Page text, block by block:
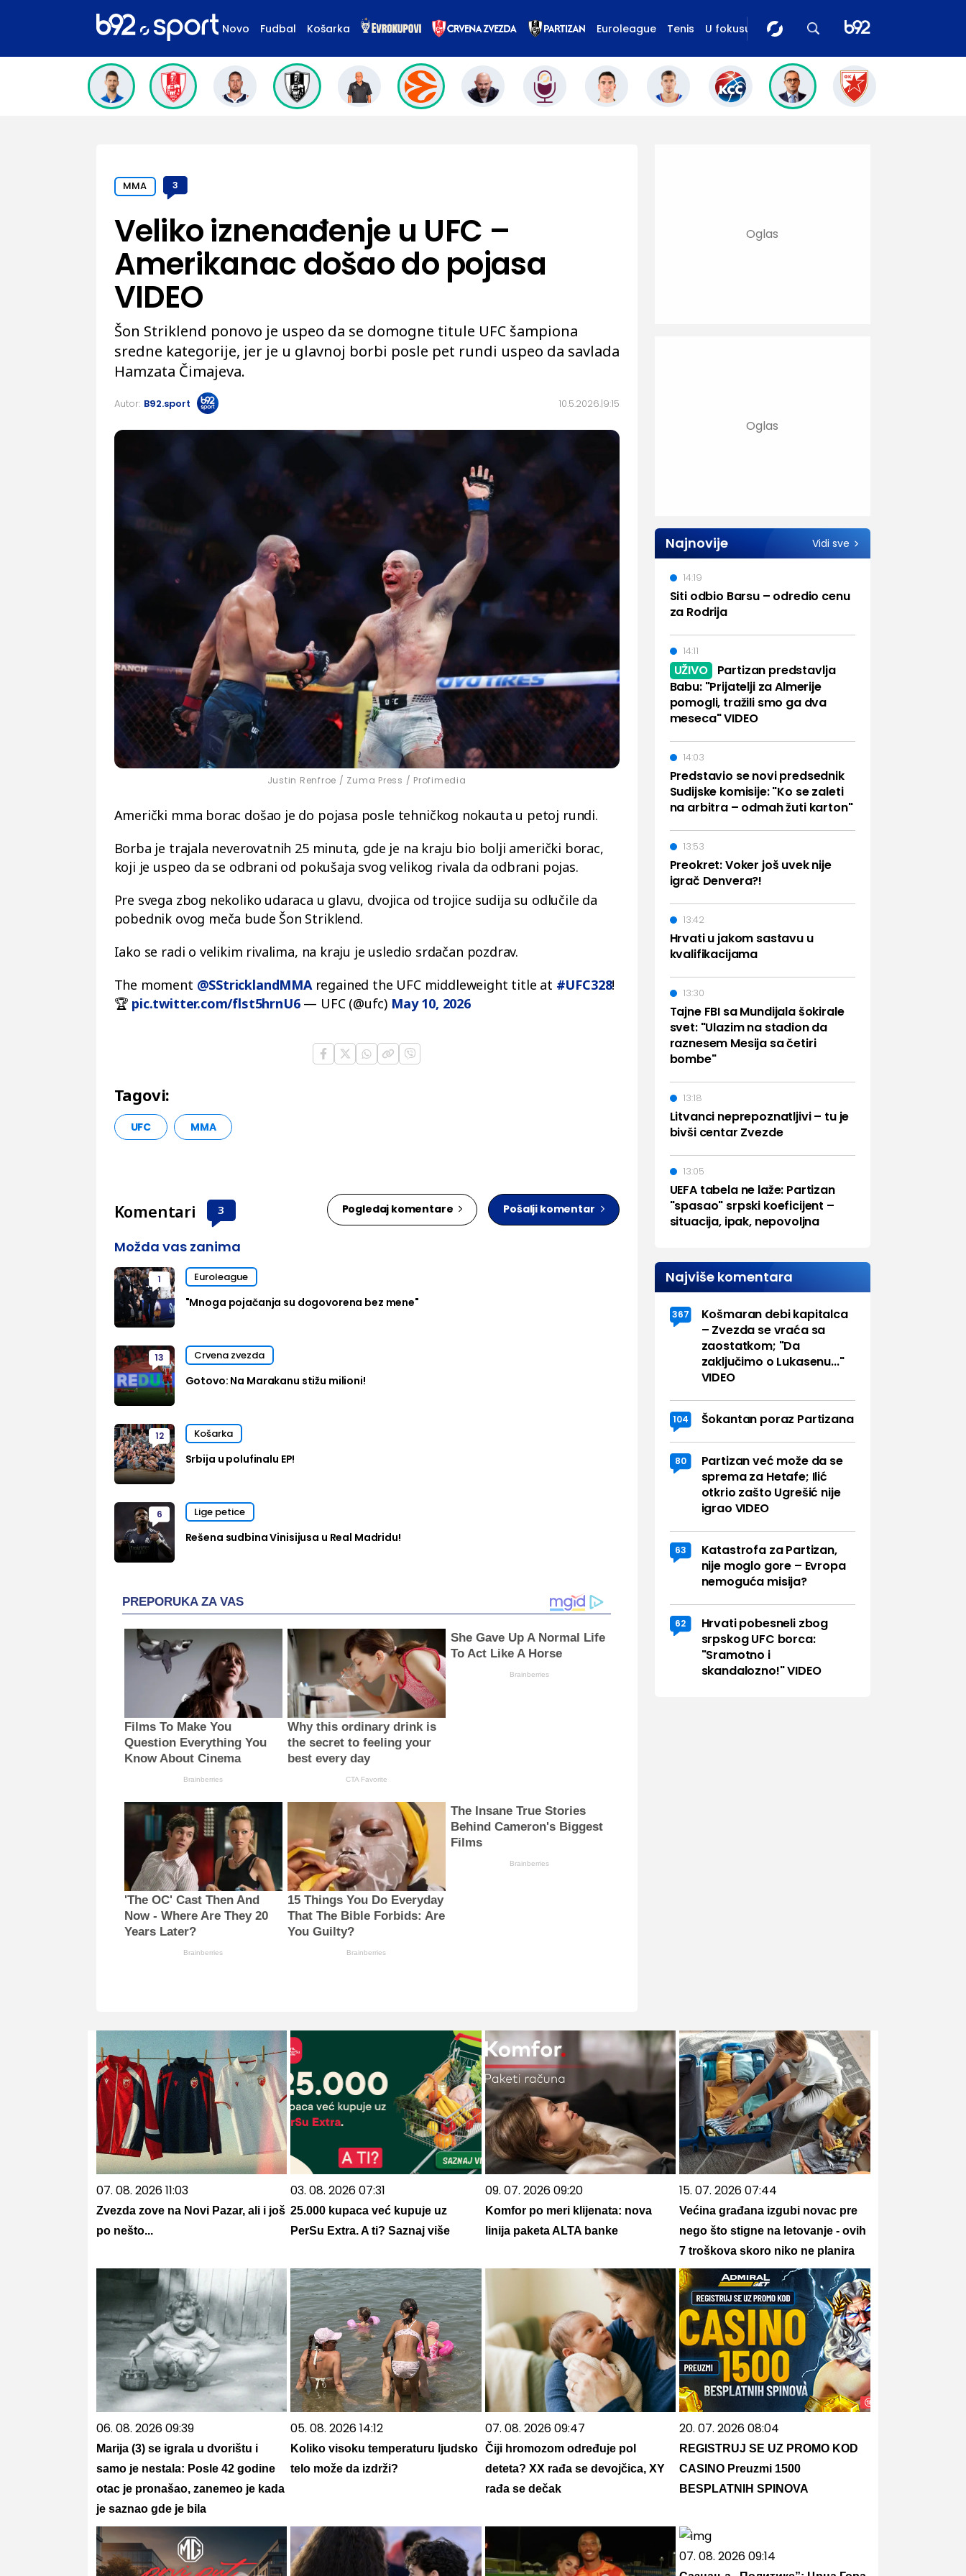
Novo Fudbal Košarka Euroleague Tenis U fokusu
MMA 3
10.5.2026. 9:15
Veliko iznenađenje u UFC –
Amerikanac došao do pojasa
VIDEO
Šon Striklend ponovo je uspeo da se domogne titule UFC šampiona
sredne kategorije, jer je u glavnoj borbi posle pet rundi uspeo da savlada
Hamzata Čimajeva.
Autor: B92.sport
Justin Renfroe / Zuma Press / Profimedia
Američki mma borac došao je do pojasa posle tehničkog nokauta u petoj rundi.
Borba je trajala neverovatnih 25 minuta, gde je na kraju bio bolji američki borac,
koji je uspeo da se odbrani od pokušaja svog velikog rivala da odbrani pojas.
Pre svega zbog nekoliko udaraca u glavu, dvojica od trojice sudija su odlučile da
pobednik ovog meča bude Šon Striklend.
Iako se radi o velikim rivalima, na kraju je usledio srdačan pozdrav.
The moment @SStricklandMMAregained the UFC middleweight title at #UFC328!
🏆 pic.twitter.com/flst5hrnU6— UFC (@ufc) May 10, 2026
Tagovi:
UFC MMA
Komentari 3 Pogledaj komentare Pošalji komentar
Možda vas zanima
1 Euroleague
"Mnoga pojačanja su dogovorena bez mene"
13 Crvena zvezda
Gotovo: Na Marakanu stižu milioni!
12 Košarka
Srbija u polufinalu EP!
6 Lige petice
Rešena sudbina Vinisijusa u Real Madridu!
PREPORUKA ZA VAS
Films To Make You
Question Everything You
Know About Cinema
Brainberries
Why this ordinary drink is
the secret to feeling your
best every day
CTA Favorite
She Gave Up A Normal Life
To Act Like A Horse
Brainberries
'The OC' Cast Then And
Now - Where Are They 20
Years Later?
Brainberries
15 Things You Do Everyday
That The Bible Forbids: Are
You Guilty?
Brainberries
The Insane True Stories
Behind Cameron's Biggest
Films
Brainberries
Najnovije Vidi sve
Siti odbio Barsu – odredio cenu
za Rodrija
14:19
UŽIVO
Partizan predstavlja
Babu: "Prijatelji za Almerije
pomogli, tražili smo ga dva
meseca" VIDEO
14:11
Predstavio se novi predsednik
Sudijske komisije: "Ko se zaleti
na arbitra – odmah žuti karton"
14:03
Preokret: Voker još uvek nije
igrač Denvera?!
13:53
Hrvati u jakom sastavu u
kvalifikacijama
13:42
Tajne FBI sa Mundijala šokirale
svet: "Ulazim na stadion da
raznesem Mesija sa četiri
bombe"
13:30
Litvanci neprepoznatljivi – tu je
bivši centar Zvezde
13:18
UEFA tabela ne laže: Partizan
"spasao" srpski koeficijent –
situacija, ipak, nepovoljna
13:05
Najviše komentara
367
Košmaran debi kapitalca
– Zvezda se vraća sa
zaostatkom; "Da
zaključimo o Lukasenu..."
VIDEO
104 Šokantan poraz Partizana
80
Partizan već može da se
sprema za Hetafe; Ilić
otkrio zašto Ugrešić nije
igrao VIDEO
63
Katastrofa za Partizan,
nije moglo gore – Evropa
nemoguća misija?
62
Hrvati pobesneli zbog
srpskog UFC borca:
"Sramotno i
skandalozno!" VIDEO
07. 08. 2026 11:03
Zvezda zove na Novi Pazar, ali i još
po nešto...
03. 08. 2026 07:31
25.000 kupaca već kupuje uz
PerSu Extra. A ti? Saznaj više
09. 07. 2026 09:20
Komfor po meri klijenata: nova
linija paketa ALTA banke
15. 07. 2026 07:44
Većina građana izgubi novac pre
nego što stigne na letovanje - ovih
7 troškova skoro niko ne planira
06. 08. 2026 09:39
Marija (3) se igrala u dvorištu i
samo je nestala: Posle 42 godine
otac je pronašao, zanemeo je kada
je saznao gde je bila
05. 08. 2026 14:12
Koliko visoku temperaturu ljudsko
telo može da izdrži?
07. 08. 2026 09:47
Čiji hromozom određuje pol
deteta? XX rađa se devojčica, XY
rađa se dečak
20. 07. 2026 08:04
REGISTRUJ SE UZ PROMO KOD
CASINO Preuzmi 1500
BESPLATNIH SPINOVA
07. 08. 2026 09:14